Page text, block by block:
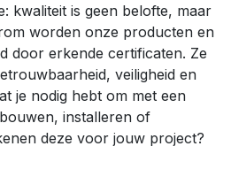
kwaliteit is geen belofte, maar
worden onze producten en
door erkende certificaten. Ze
veiligheid en
je nodig hebt om met een
installeren of
deze voor jouw project?